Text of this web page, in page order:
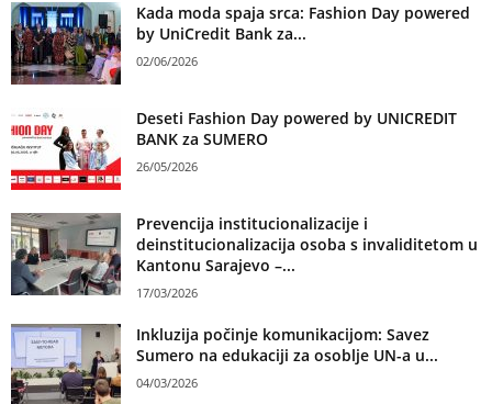
Kada moda spaja srca: Fashion Day powered
by UniCredit Bank za...
02/06/2026
Deseti Fashion Day powered by UNICREDIT
BANK za SUMERO
26/05/2026
Prevencija institucionalizacije i
deinstitucionalizacija osoba s invaliditetom u
Kantonu Sarajevo –...
17/03/2026
Inkluzija počinje komunikacijom: Savez
Sumero na edukaciji za osoblje UN-a u...
04/03/2026